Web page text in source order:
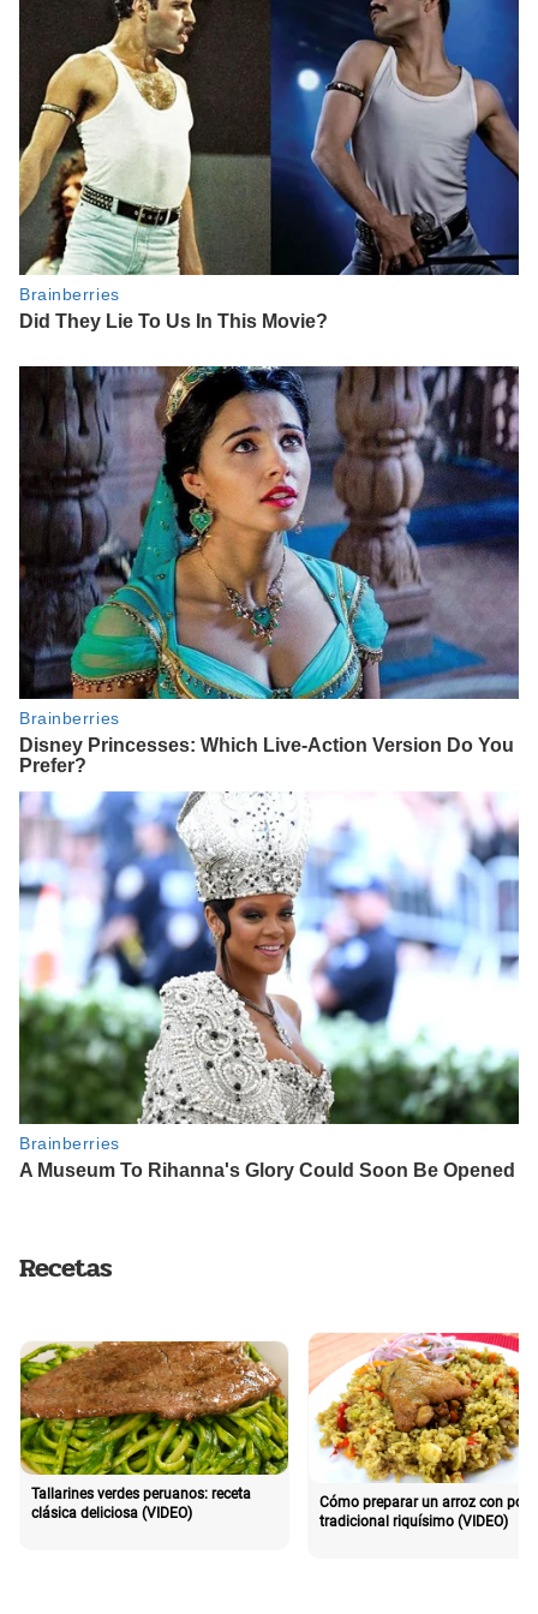
Recetas
Tallarines verdes peruanos: receta
clásica deliciosa (VIDEO)
Cómo preparar un arroz con pollo
tradicional riquísimo (VIDEO)